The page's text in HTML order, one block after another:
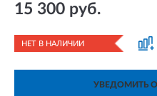
15 300 руб.
НЕТ В НАЛИЧИИ
УВЕДОМИТЬ